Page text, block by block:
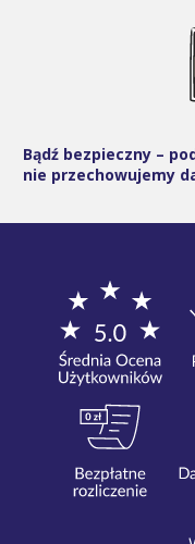
Bądź bezpieczny –
nie przechowujemy